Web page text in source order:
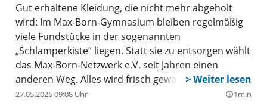
Gut erhaltene Kleidung, die nicht mehr abgeholt
wird: Im Max-Born-Gymnasium bleiben regelmäßig
viele Fundstücke in der sogenannten
„Schlamperkiste” liegen. Statt sie zu entsorgen wählt
das Max-Born-Netzwerk e.V. seit Jahren einen
anderen Weg. Alles wird frisch gewaschen und
ordentlich zusammengelegt, um dann an den
27.05.2026 09:08 Uhr query_builder1min